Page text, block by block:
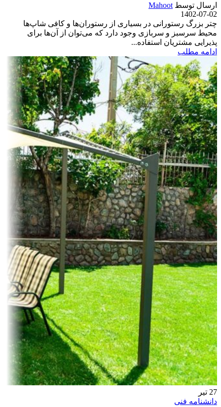
ارسال توسط Mahoot
1402-07-02
چتر بزرگ رستورانی در بسیاری از رستوران‌ها و کافی شاپ‌ها
محیط سرسبز و سربازی وجود دارد که می‌توان از آن‌ها برای
پذیرایی مشتریان استفاده...
ادامه مطلب
27 تیر
دانشنامه فنی